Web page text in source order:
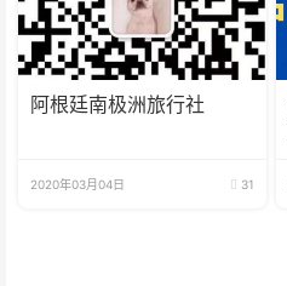
阿根廷南极洲旅行社
2020年03月04日 31